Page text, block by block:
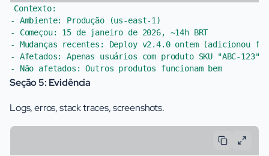
Contexto:
- Ambiente: Produção (us-east-1)
- Começou: 15 de janeiro de 2026, ~14h BRT
- Mudanças recentes: Deploy v2.4.0 ontem (adicionou
- Afetados: Apenas usuários com produto SKU "ABC-123"
- Não afetados: Outros produtos funcionam bem
Seção 5: Evidência
Logs, erros, stack traces, screenshots.